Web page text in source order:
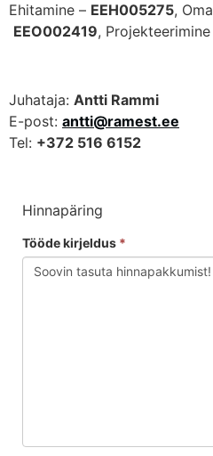
Ehitamine – EEH005275,
EEO002419, Projekteerimine
Juhataja: Antti Rammi
E-post: antti@ramest.ee
Tel: +372 516 6152
Hinnapäring
Tööde kirjeldus *